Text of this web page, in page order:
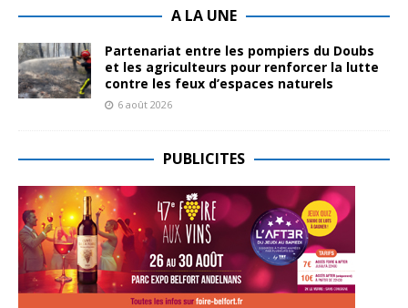
A LA UNE
Partenariat entre les pompiers du Doubs
et les agriculteurs pour renforcer la lutte
contre les feux d’espaces naturels
6 août 2026
PUBLICITES